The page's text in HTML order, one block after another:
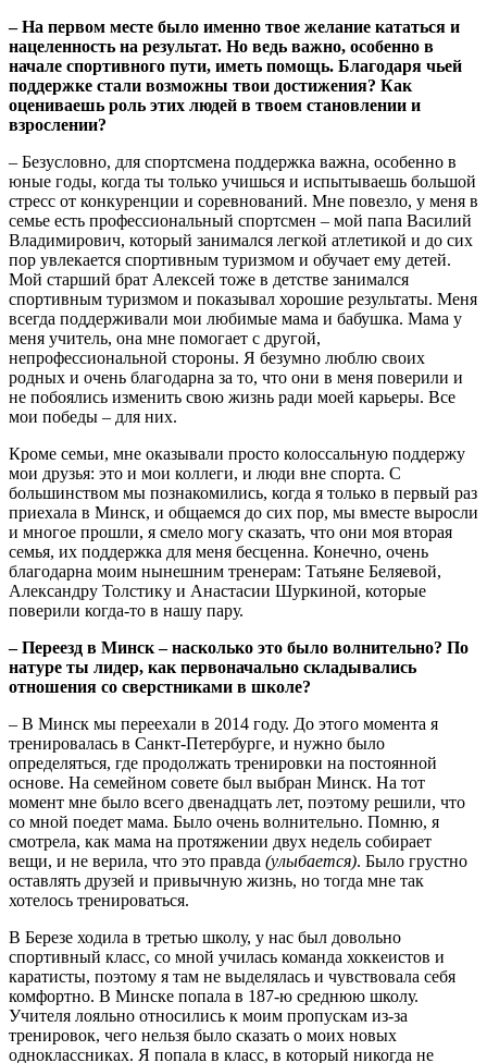
– На первом месте было именно твое желание кататься и
нацеленность на результат. Но ведь важно, особенно в
начале спортивного пути, иметь помощь. Благодаря чьей
поддержке стали возможны твои достижения? Как
оцениваешь роль этих людей в твоем становлении и
взрослении?
– Безусловно, для спортсмена поддержка важна, особенно в
юные годы, когда ты только учишься и испытываешь большой
стресс от конкуренции и соревнований. Мне повезло, у меня в
семье есть профессиональный спортсмен – мой папа Василий
Владимирович, который занимался легкой атлетикой и до сих
пор увлекается спортивным туризмом и обучает ему детей.
Мой старший брат Алексей тоже в детстве занимался
спортивным туризмом и показывал хорошие результаты. Меня
всегда поддерживали мои любимые мама и бабушка. Мама у
меня учитель, она мне помогает с другой,
непрофессиональной стороны. Я безумно люблю своих
родных и очень благодарна за то, что они в меня поверили и
не побоялись изменить свою жизнь ради моей карьеры. Все
мои победы – для них.
Кроме семьи, мне оказывали просто колоссальную поддержу
мои друзья: это и мои коллеги, и люди вне спорта. С
большинством мы познакомились, когда я только в первый раз
приехала в Минск, и общаемся до сих пор, мы вместе выросли
и многое прошли, я смело могу сказать, что они моя вторая
семья, их поддержка для меня бесценна. Конечно, очень
благодарна моим нынешним тренерам: Татьяне Беляевой,
Александру Толстику и Анастасии Шуркиной, которые
поверили когда-то в нашу пару.
– Переезд в Минск – насколько это было волнительно? По
натуре ты лидер, как первоначально складывались
отношения со сверстниками в школе?
– В Минск мы переехали в 2014 году. До этого момента я
тренировалась в Санкт-Петербурге, и нужно было
определяться, где продолжать тренировки на постоянной
основе. На семейном совете был выбран Минск. На тот
момент мне было всего двенадцать лет, поэтому решили, что
со мной поедет мама. Было очень волнительно. Помню, я
смотрела, как мама на протяжении двух недель собирает
вещи, и не верила, что это правда (улыбается). Было грустно
оставлять друзей и привычную жизнь, но тогда мне так
хотелось тренироваться.
В Березе ходила в третью школу, у нас был довольно
спортивный класс, со мной училась команда хоккеистов и
каратисты, поэтому я там не выделялась и чувствовала себя
комфортно. В Минске попала в 187-ю среднюю школу.
Учителя лояльно относились к моим пропускам из-за
тренировок, чего нельзя было сказать о моих новых
одноклассниках. Я попала в класс, в который никогда не